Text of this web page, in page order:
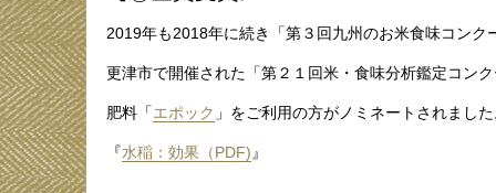
2019年も2018年に続き「第３回九州のお米食味コンク
更津市で開催された「第２１回米・食味分析鑑定コン
肥料「エポック 」をご利用の方がノミネートされまし
『水稲：効果（PDF) 』